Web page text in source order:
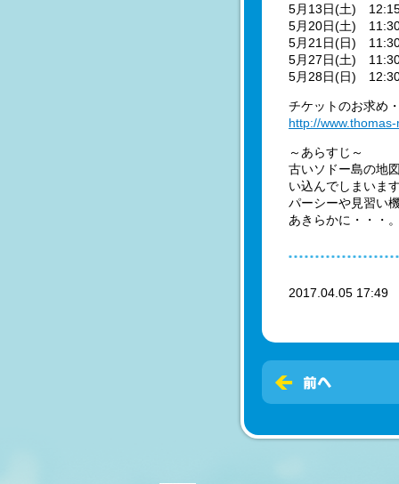
5月13日(土)
5月20日(土)
5月21日(日)
5月27日(土)
5月28日(日)
チケットのお求め
http://
～あらすじ～
古いソドー島の地
い込んでしまいま
パーシーや見習い
あきらかに・・・
2017.04.05